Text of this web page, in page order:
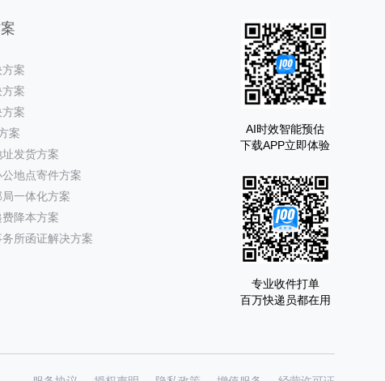
案
案
方案
案
发货方案
地点寄件方案
一体化方案
降本方案
所函证解决方案
AI时效智能预估
下载APP立即体验
专业收件打单
百万快递员都在用